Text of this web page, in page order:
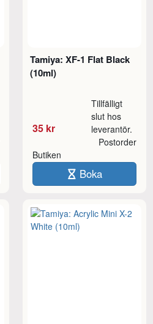
Tamiya: XF-1 Flat Black
(10ml)
35 kr
Tillfälligt
slut hos
leverantör.
Butiken
Postorder
Boka